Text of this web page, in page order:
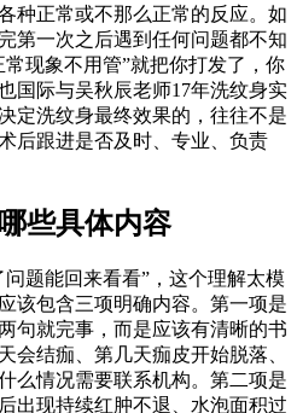
种正常或不那么正常的反应。如
第一次之后遇到任何问题都不知
现象不用管”就把你打发了，你
国际与吴秋辰老师17年洗纹身实
定洗纹身最终效果的，往往不是
后跟进是否及时、专业、负责
些具体内容
题能回来看看”，这个理解太模
该包含三项明确内容。第一项是
句就完事，而是应该有清晰的书
会结痂、第几天痂皮开始脱落、
么情况需要联系机构。第二项是
出现持续红肿不退、水泡面积过